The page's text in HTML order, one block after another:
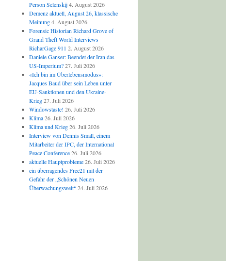
Person Selenskij 4. August 2026
Demenz aktuell, August 26, klassische
Meinung 4. August 2026
Forensic Historian Richard Grove of
Grand Theft World Interviews
RicharGage 911 2. August 2026
Daniele Ganser: Beendet der Iran das
US-Imperium? 27. Juli 2026
«Ich bin im Überlebensmodus»:
Jacques Baud über sein Leben unter
EU-Sanktionen und den Ukraine-
Krieg 27. Juli 2026
Windowstaste! 26. Juli 2026
Klima 26. Juli 2026
Klima und Krieg 26. Juli 2026
Interview von Dennis Small, einem
Mitarbeiter der IPC, der International
Peace Conference 26. Juli 2026
aktuelle Hauptprobleme 26. Juli 2026
ein überragendes Free21 mit der
Gefahr der „Schönen Neuen
Überwachungswelt“ 24. Juli 2026